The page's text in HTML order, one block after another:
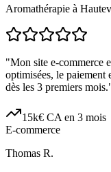
Aromathérapie à
"Mon site e-commerce
optimisées, le paiement
dès les 3 premiers mois.
15k€ CA en 3 mois
E-commerce
Thomas R.